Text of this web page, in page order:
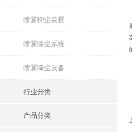
喷雾抑尘装置
喷雾除尘系统
喷雾降尘设备
行业分类
产品分类